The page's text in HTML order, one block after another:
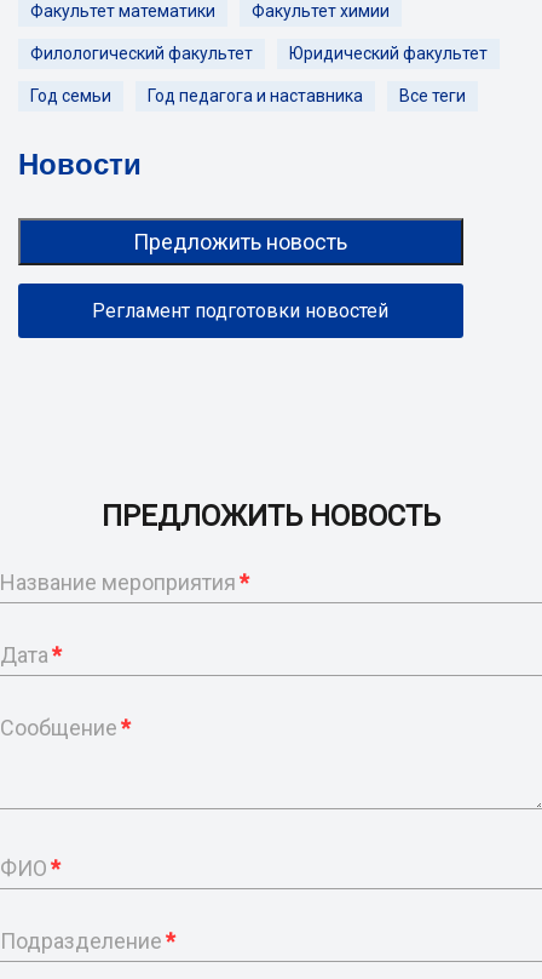
Факультет математики Факультет химии
Филологический факультет Юридический факультет
Год семьи Год педагога и наставника Все теги
Новости
Предложить новость
Регламент подготовки новостей
ПРЕДЛОЖИТЬ НОВОСТЬ
Название мероприятия*
Дата*
Сообщение*
ФИО*
Подразделение*